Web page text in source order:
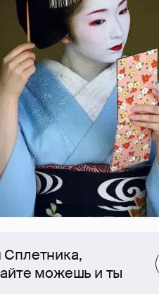
Сплетника,
можешь и ты